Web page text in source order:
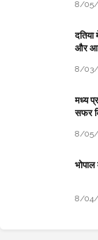
8/05/
दतिया
और
8/03/
मध्य
सफर
8/05/
8/04/